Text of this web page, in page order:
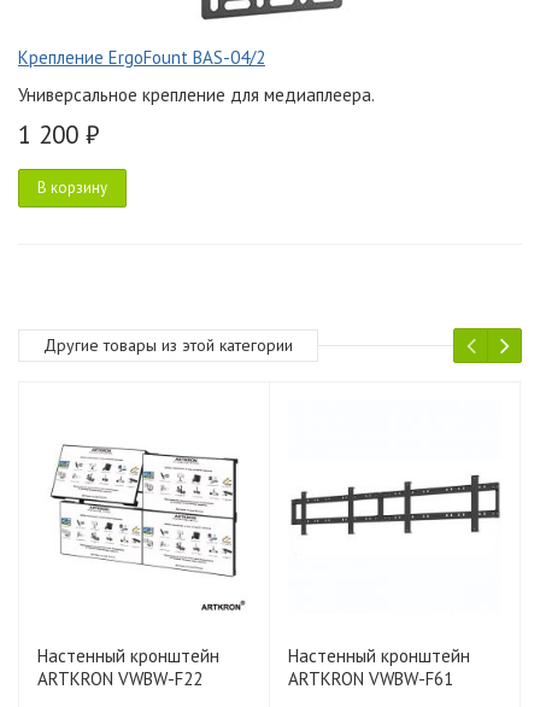
Крепление ErgoFount BAS-04/2
Универсальное крепление для медиаплеера.
1 200 ₽
В корзину
Другие товары из этой категории
Настенный кронштейн
ARTKRON VWBW-F22
Настенный кронштейн
ARTKRON VWBW-F61